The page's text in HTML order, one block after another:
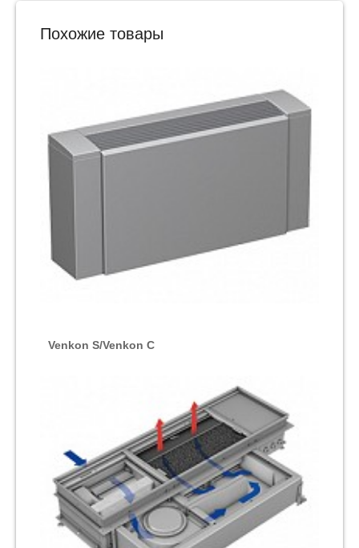
ночное время летом
Фильтрация наружного воздуха фильтром F7
Звукоизолирующий корпус
Оснащение контролем фильтра и выключателем
для ремонта с центральным расположением на
Airblock C по выгодной цене купите в интернет-магазине
«Метойл». Подробные характеристики и применение.
Доставка по Екатеринбургу и РФ.
Похожие товары
Venkon S/Venkon C